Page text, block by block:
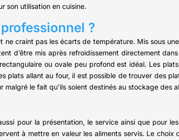
son utilisation en cuisine.
?
craint pas les écarts de température. Mis sous
d’être mis après refroidissement directement
ou ovale peu profond est idéal. Les
plats allant au four, il est possible de trouver des
le fait qu’ils soient destinés au stockage des
pour la présentation, le service ainsi que pour
à mettre en valeur les aliments servis. Le